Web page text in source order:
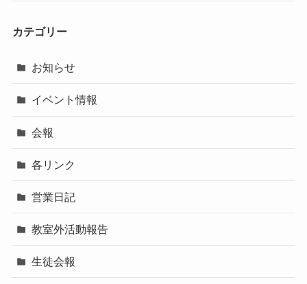
カテゴリー
お知らせ
イベント情報
会報
各リンク
営業日記
教室外活動報告
生徒会報